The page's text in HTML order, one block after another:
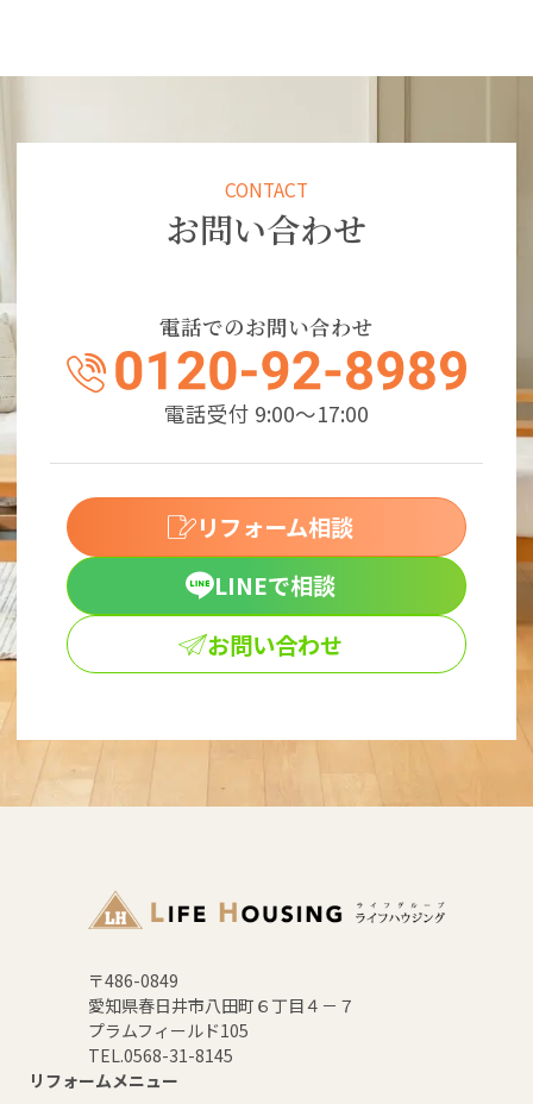
CONTACT
お問い合わせ
電話でのお問い合わせ
電話受付 9:00～17:00
リフォーム相談
LINEで相談
お問い合わせ
〒486-0849
愛知県春日井市八田町６丁目４－７
プラムフィールド105
TEL.0568-31-8145
リフォームメニュー